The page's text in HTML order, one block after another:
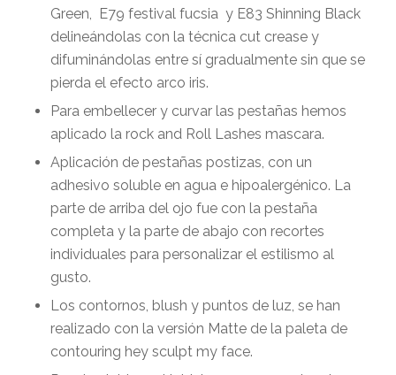
Green, E79 festival fucsia y E83 Shinning Black
delineándolas con la técnica cut crease y
difuminándolas entre sí gradualmente sin que se
pierda el efecto arco iris.
Para embellecer y curvar las pestañas hemos
aplicado la rock and Roll Lashes mascara.
Aplicación de pestañas postizas, con un
adhesivo soluble en agua e hipoalergénico. La
parte de arriba del ojo fue con la pestaña
completa y la parte de abajo con recortes
individuales para personalizar el estilismo al
gusto.
Los contornos, blush y puntos de luz, se han
realizado con la versión Matte de la paleta de
contouring hey sculpt my face.